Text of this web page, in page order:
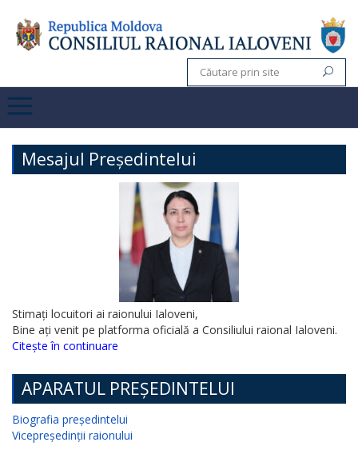
Mesajul Președintelui
Stimați locuitori ai raionului Ialoveni,
Bine ați venit pe platforma oficială a Consiliului raional Ialoveni.
Citește în continuare
APARATUL PREȘEDINTELUI
Biografia președintelui
Vicepreședinții raionului